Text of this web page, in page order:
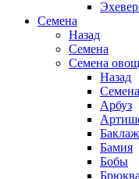
Семена
Назад
Семена
Семена
Назад
Арбуз
Бамия
Бобы
Брюква